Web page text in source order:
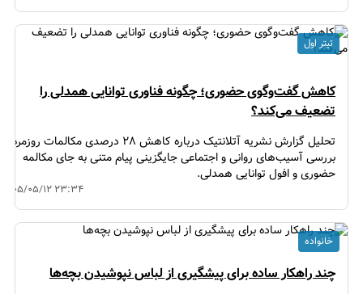
کاهش گفت‌وگوی حضوری؛ چگونه فناوری توانایی همدلی را
تضعیف می‌کند؟
تحلیل گزارش نشریه آتلانتیک درباره کاهش ۲۸ درصدی مکالمات روزمره؛
بررسی آسیب‌های روانی و اجتماعی جایگزینی پیام متنی به جای مکالمه
حضوری و افول توانایی همدلی.
۱۴۰۵/۰۵/۱۲ ۲۳:۳۴
تیتر اول
چند راهکار ساده برای پیشگیری از لباس نپوشیدن بچه‌ها
خانواده